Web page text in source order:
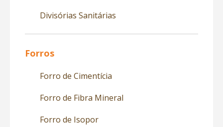
Divisórias Sanitárias
Forros
Forro de Cimentícia
Forro de Fibra Mineral
Forro de Isopor